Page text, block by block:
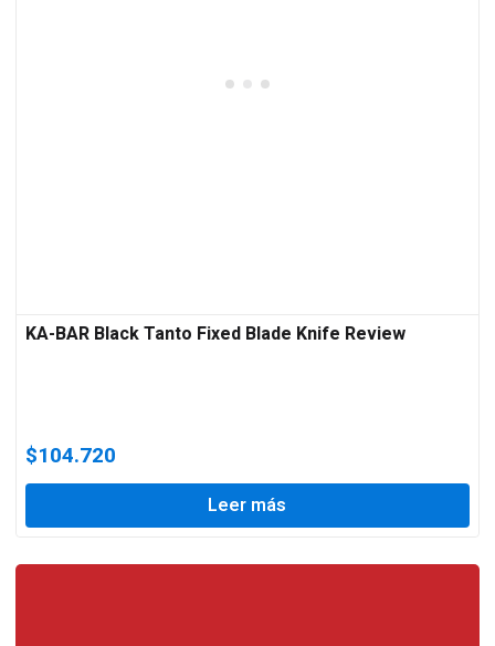
KA-BAR Black Tanto Fixed Blade Knife Review
$104.720
Leer más